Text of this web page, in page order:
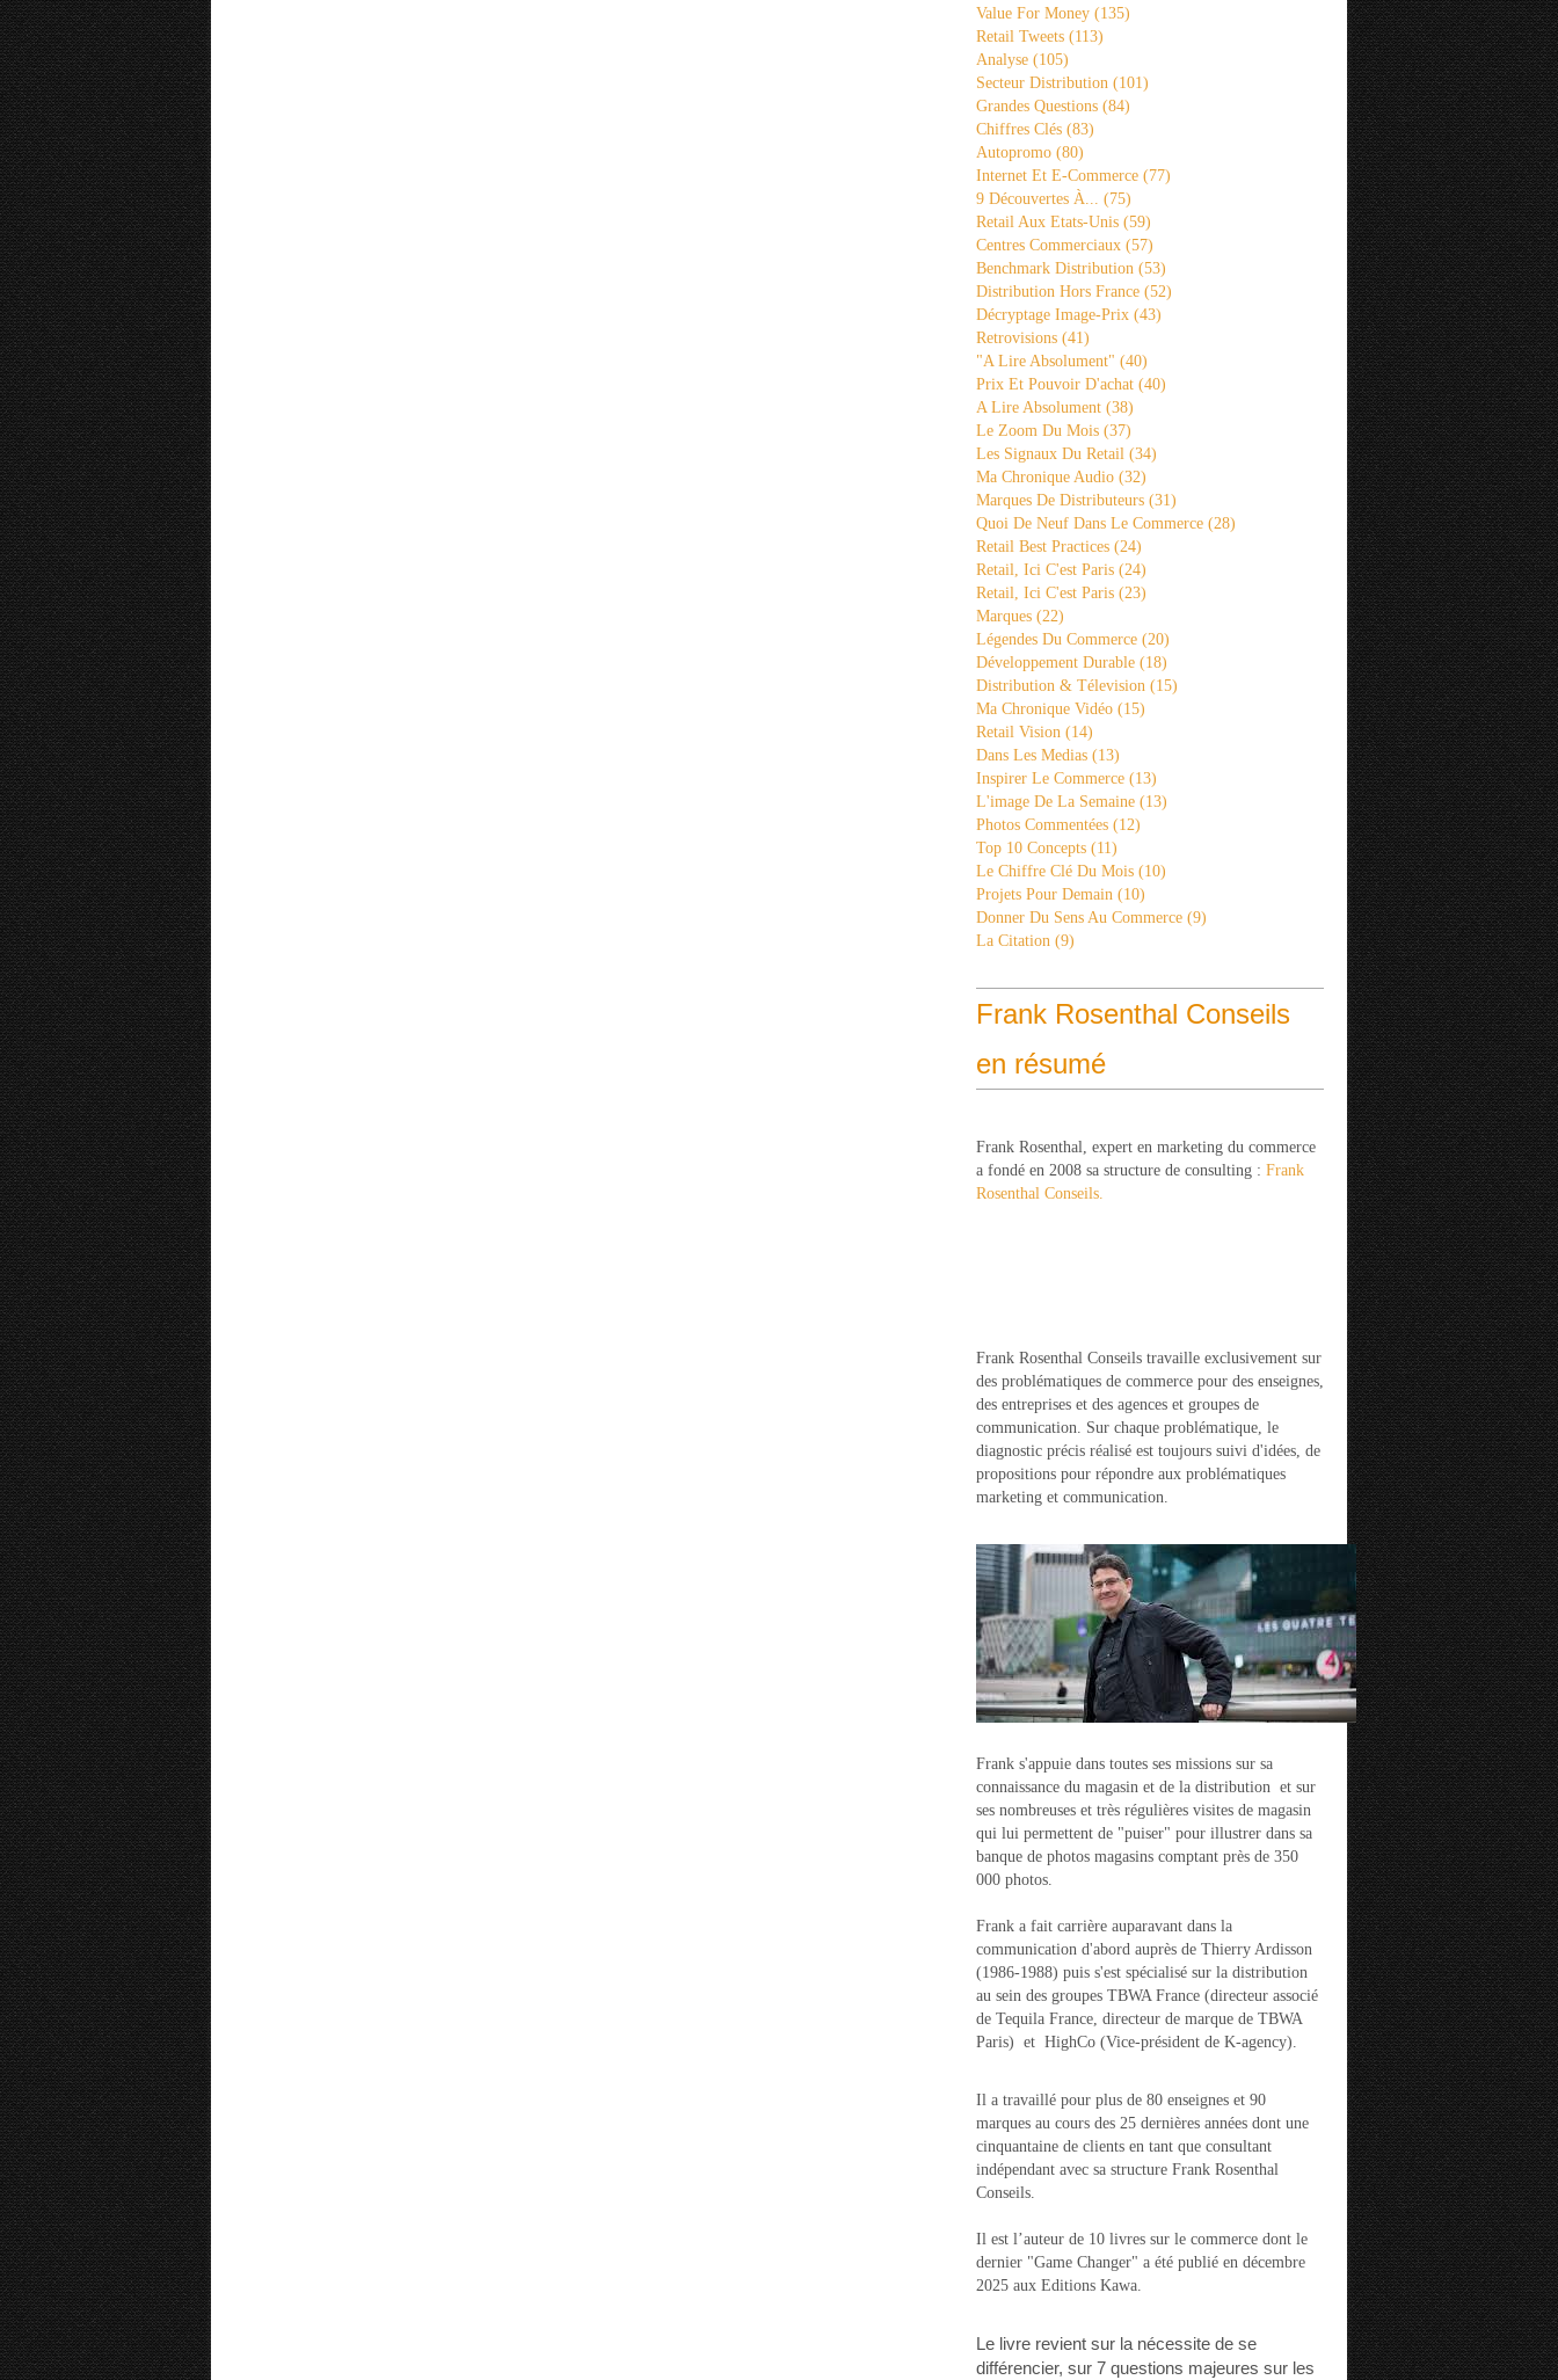
Value For Money (135)
Retail Tweets (113)
Analyse (105)
Secteur Distribution (101)
Grandes Questions (84)
Chiffres Clés (83)
Autopromo (80)
Internet Et E-Commerce (77)
9 Découvertes À... (75)
Retail Aux Etats-Unis (59)
Centres Commerciaux (57)
Benchmark Distribution (53)
Distribution Hors France (52)
Décryptage Image-Prix (43)
Retrovisions (41)
"a Lire Absolument" (40)
Prix Et Pouvoir D'achat (40)
A Lire Absolument (38)
Le Zoom Du Mois (37)
Les Signaux Du Retail (34)
Ma Chronique Audio (32)
Marques De Distributeurs (31)
Quoi De Neuf Dans Le Commerce (28)
Retail Best Practices (24)
Retail, Ici C'est Paris (24)
Retail, Ici C'est Paris (23)
Marques (22)
Légendes Du Commerce (20)
Développement Durable (18)
Distribution & Télevision (15)
Ma Chronique Vidéo (15)
Retail Vision (14)
Dans Les Medias (13)
Inspirer Le Commerce (13)
L'image De La Semaine (13)
Photos Commentées (12)
Top 10 Concepts (11)
Le Chiffre Clé Du Mois (10)
Projets Pour Demain (10)
Donner Du Sens Au Commerce (9)
La Citation (9)
Frank Rosenthal Conseils
en résumé
Frank Rosenthal, expert en marketing du commerce
a fondé en 2008 sa structure de consulting : Frank
Rosenthal Conseils.
Frank Rosenthal Conseils travaille exclusivement sur
des problématiques de commerce pour des enseignes,
des entreprises et des agences et groupes de
communication. Sur chaque problématique, le
diagnostic précis réalisé est toujours suivi d'idées, de
propositions pour répondre aux problématiques
marketing et communication.
Frank s'appuie dans toutes ses missions sur sa
connaissance du magasin et de la distribution et sur
ses nombreuses et très régulières visites de magasin
qui lui permettent de "puiser" pour illustrer dans sa
banque de photos magasins comptant près de 350
000 photos.
Frank a fait carrière auparavant dans la
communication d'abord auprès de Thierry Ardisson
(1986-1988) puis s'est spécialisé sur la distribution
au sein des groupes TBWA France (directeur associé
de Tequila France, directeur de marque de TBWA
Paris) et HighCo (Vice-président de K-agency).
Il a travaillé pour plus de 80 enseignes et 90
marques au cours des 25 dernières années dont une
cinquantaine de clients en tant que consultant
indépendant avec sa structure Frank Rosenthal
Conseils.
Il est l’auteur de 10 livres sur le commerce dont le
dernier "Game Changer" a été publié en décembre
2025 aux Editions Kawa.
Le livre revient sur la nécessite de se
différencier, sur 7 questions majeures sur les